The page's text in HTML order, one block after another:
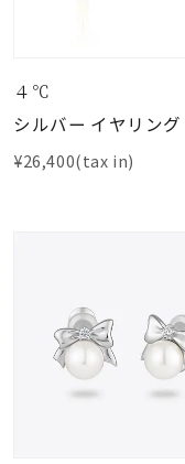
４℃
シルバー イヤリング
¥26,400(tax in)